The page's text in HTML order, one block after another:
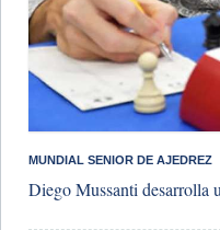
MUNDIAL SENIOR DE AJEDREZ
Diego Mussanti desarrolla